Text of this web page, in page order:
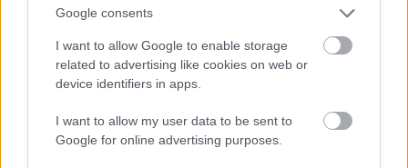
Google consents
I want to allow Google to enable storage
related to advertising like cookies on web or
device identifiers in apps.
I want to allow my user data to be sent to
Google for online advertising purposes.